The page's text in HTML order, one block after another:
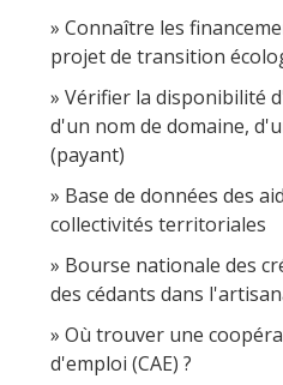
Connaître les
projet de transition
Vérifier la disponibilité
d'un nom de domaine,
(payant)
Base de données des
collectivités territoriales
Bourse nationale des
des cédants dans
Où trouver une
d'emploi (CAE) ?